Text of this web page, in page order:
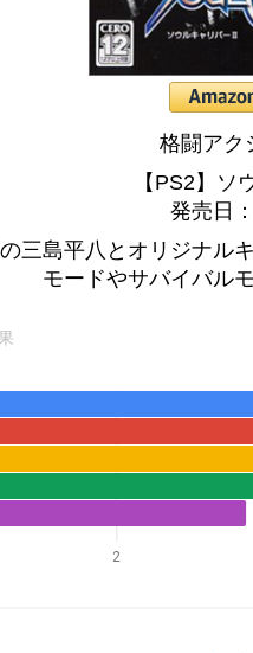
格闘アク
【PS2】ソ
発売日
三島平八とオリジナル
モードやサバイバル
2